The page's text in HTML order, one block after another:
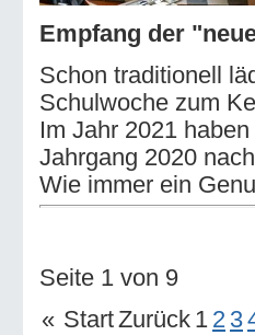
Empfang der
Schon traditionell
Schulwoche zum
Im Jahr 2021
Jahrgang 2020
Wie immer ein
Seite 1 von 9
« StartZurück 1 2 3